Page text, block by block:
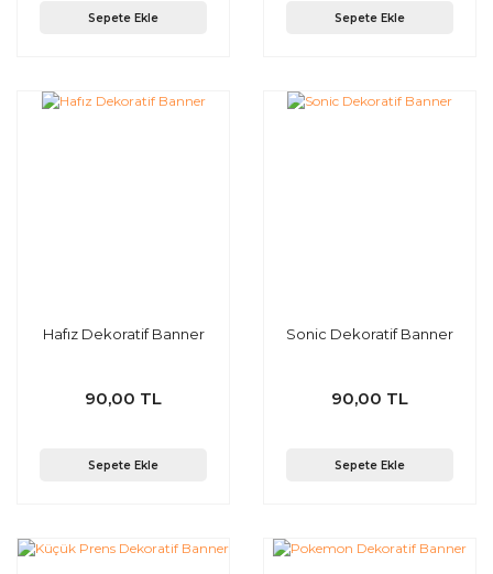
Sepete Ekle Sepete Ekle
Hafız Dekoratif Banner
90,00 TL
Sepete Ekle
Sonic Dekoratif Banner
90,00 TL
Sepete Ekle